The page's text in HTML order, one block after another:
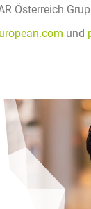
Österreich
und